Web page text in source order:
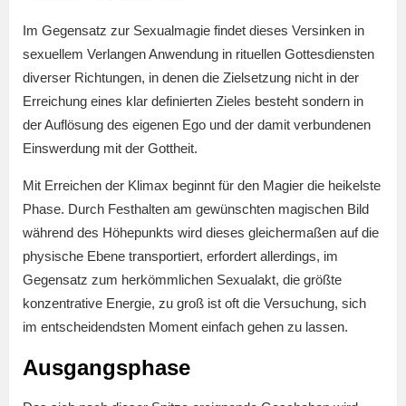
Im Gegensatz zur Sexualmagie findet dieses Versinken in
sexuellem Verlangen Anwendung in rituellen Gottesdiensten
diverser Richtungen, in denen die Zielsetzung nicht in der
Erreichung eines klar definierten Zieles besteht sondern in
der Auflösung des eigenen Ego und der damit verbundenen
Einswerdung mit der Gottheit.
Mit Erreichen der Klimax beginnt für den Magier die heikelste
Phase. Durch Festhalten am gewünschten magischen Bild
während des Höhepunkts wird dieses gleichermaßen auf die
physische Ebene transportiert, erfordert allerdings, im
Gegensatz zum herkömmlichen Sexualakt, die größte
konzentrative Energie, zu groß ist oft die Versuchung, sich
im entscheidendsten Moment einfach gehen zu lassen.
Ausgangsphase